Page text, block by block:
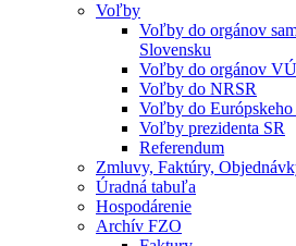
Voľby
Voľby do orgánov
Slovensku
Voľby do orgánov
Voľby do NRSR
Voľby do Európskeho
Voľby prezidenta SR
Referendum
Zmluvy, Faktúry,
Úradná tabuľa
Hospodárenie
Archív FZO